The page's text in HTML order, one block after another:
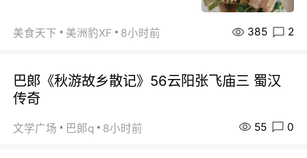
美食天下 美洲豹XF 8小时前 385 2
巴郞《秋游故乡散记》56云阳张飞庙三 蜀汉
传奇
文学广场 巴郞q 8小时前 55 0